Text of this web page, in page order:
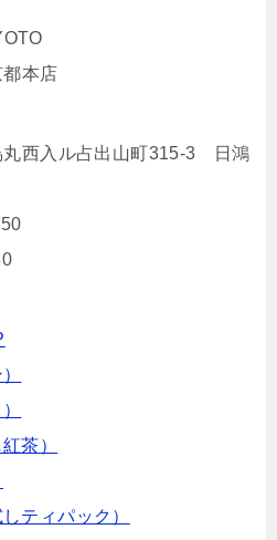
本店
丸西入ル占出山町315-3 日鴻